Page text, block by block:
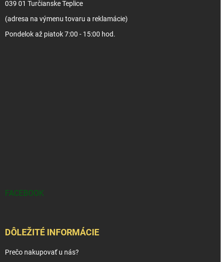
039 01 Turčianske Teplice
(adresa na výmenu tovaru a reklamácie)
Pondelok až piatok 7:00 - 15:00 hod.
FACEBOOK
DÔLEŽITÉ INFORMÁCIE
Prečo nakupovať u nás?